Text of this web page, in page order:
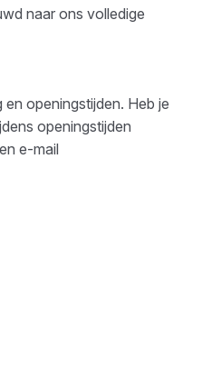
naar ons volledige
openingstijden. Heb je
openingstijden
e-mail